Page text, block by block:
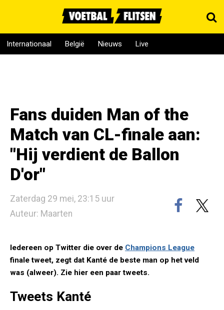
Internationaal België Nieuws Live
Fans duiden Man of the
Match van CL-finale aan:
"Hij verdient de Ballon
D'or"
Zaterdag 29 mei, 23:15 uur
Auteur: Maarten
Iedereen op Twitter die over de Champions League
finale tweet, zegt dat Kanté de beste man op het veld
was (alweer). Zie hier een paar tweets.
Tweets Kanté